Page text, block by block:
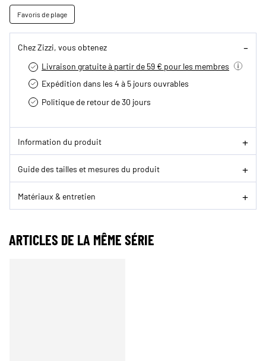
Favoris de plage
Chez Zizzi, vous obtenez
Livraison gratuite à partir de 59 € pour les membres
Expédition dans les 4 à 5 jours ouvrables
Politique de retour de 30 jours
Information du produit
Guide des tailles et mesures du produit
Matériaux & entretien
ARTICLES DE LA MÊME SÉRIE